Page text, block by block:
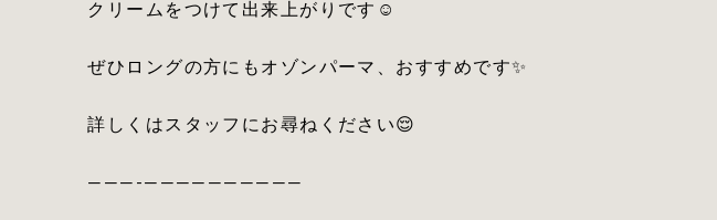
クリームをつけて出来上がりです☺️
ぜひロングの方にもオゾンパーマ、おすすめです✨
詳しくはスタッフにお尋ねください😌
———-——————————